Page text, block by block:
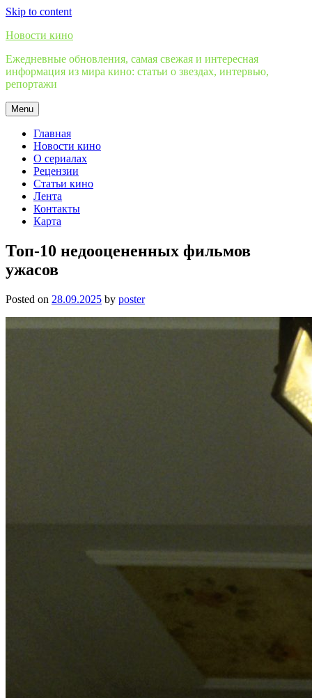
Skip to content
Новости кино
Ежедневные обновления, самая свежая и интересная
информация из мира кино: статьи о звездах, интервью,
репортажи
Menu
Главная
Новости кино
О сериалах
Рецензии
Статьи кино
Лента
Контакты
Карта
Топ-10 недооцененных фильмов
ужасов
Posted on 28.09.2025 by poster